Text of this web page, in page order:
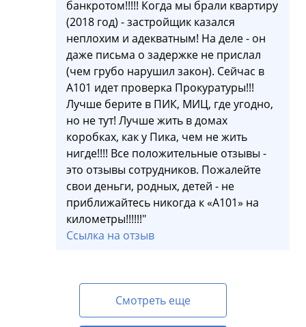
банкротом!!!!! Когда мы брали квартиру
(2018 год) - застройщик казался
неплохим и адекватным! На деле - он
даже письма о задержке не прислал
(чем грубо нарушил закон). Сейчас в
А101 идет проверка Прокуратуры!!!
Лучше берите в ПИК, МИЦ, где угодно,
но не тут! Лучше жить в домах
коробках, как у Пика, чем не жить
нигде!!!! Все положительные отзывы -
это отзывы сотрудников. Пожалейте
свои деньги, родных, детей - не
приближайтесь никогда к «А101» на
километры!!!!!!"
Ссылка на отзыв
Смотреть еще